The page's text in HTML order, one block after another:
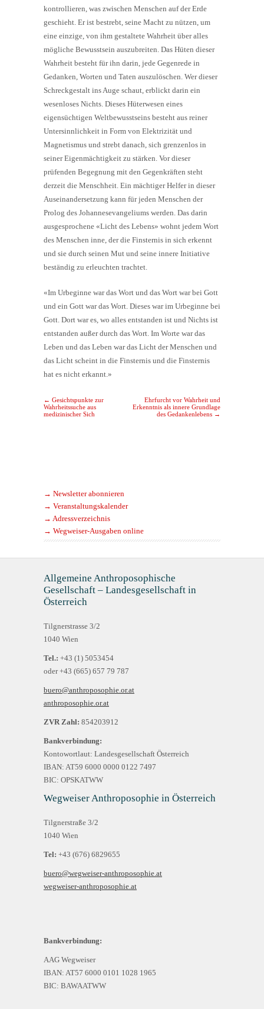
kontrollieren, was zwischen Menschen auf der Erde
geschieht. Er ist bestrebt, seine Macht zu nützen, um
eine einzige, von ihm gestaltete Wahrheit über alles
mögliche Bewusstsein auszubreiten. Das Hüten dieser
Wahrheit besteht für ihn darin, jede Gegenrede in
Gedanken, Worten und Taten auszulöschen. Wer dieser
Schreckgestalt ins Auge schaut, erblickt darin ein
wesenloses Nichts. Dieses Hüterwesen eines
eigensüchtigen Weltbewusstseins besteht aus reiner
Untersinnlichkeit in Form von Elektrizität und
Magnetismus und strebt danach, sich grenzenlos in
seiner Eigenmächtigkeit zu stärken. Vor dieser
prüfenden Begegnung mit den Gegenkräften steht
derzeit die Menschheit. Ein mächtiger Helfer in dieser
Auseinandersetzung kann für jeden Menschen der
Prolog des Johannesevangeliums werden. Das darin
ausgesprochene «Licht des Lebens» wohnt jedem Wort
des Menschen inne, der die Finsternis in sich erkennt
und sie durch seinen Mut und seine innere Initiative
beständig zu erleuchten trachtet.
«Im Urbeginne war das Wort und das Wort war bei Gott
und ein Gott war das Wort. Dieses war im Urbeginne bei
Gott. Dort war es, wo alles entstanden ist und Nichts ist
entstanden außer durch das Wort. Im Worte war das
Leben und das Leben war das Licht der Menschen und
das Licht scheint in die Finsternis und die Finsternis
hat es nicht erkannt.»
Post navigation
← Gesichtspunkte zur
Wahrheitssuche aus
medizinischer Sich
Ehrfurcht vor Wahrheit und
Erkenntnis als innere Grundlage
des Gedankenlebens →
→ Newsletter abonnieren
→ Veranstaltungskalender
→ Adressverzeichnis
→ Wegweiser-Ausgaben online
Allgemeine Anthroposophische
Gesellschaft – Landesgesellschaft in
Österreich
Tilgnerstrasse 3/2
1040 Wien
Tel.: +43 (1) 5053454
oder +43 (665) 657 79 787
buero@anthroposophie.or.at
anthroposophie.or.at
ZVR Zahl: 854203912
Bankverbindung:
Kontowortlaut: Landesgesellschaft Österreich
IBAN: AT59 6000 0000 0122 7497
BIC: OPSKATWW
Wegweiser Anthroposophie in Österreich
Tilgnerstraße 3/2
1040 Wien
Tel: +43 (676) 6829655
buero@wegweiser-anthroposophie.at
wegweiser-anthroposophie.at
Bankverbindung:
AAG Wegweiser
IBAN: AT57 6000 0101 1028 1965
BIC: BAWAATWW